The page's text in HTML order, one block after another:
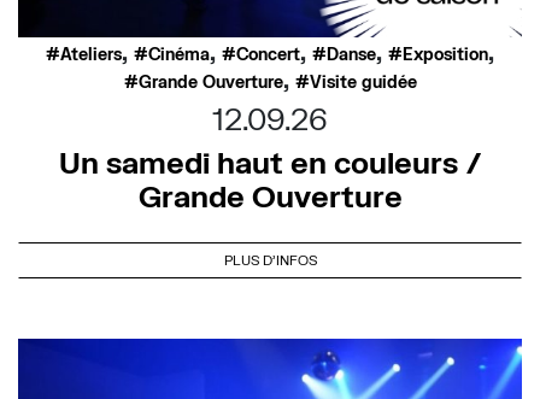
Ateliers, Cinéma, Concert, Danse, Exposition,
Grande Ouverture, Visite guidée
12.09.26
Un samedi haut en couleurs /
Grande Ouverture
PLUS D'INFOS